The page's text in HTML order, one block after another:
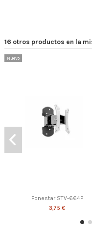
16 otros productos en la
Nuevo
Fonestar STV-664P
3,75 €